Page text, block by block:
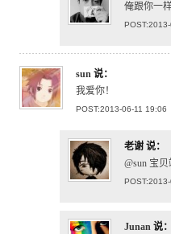
俺跟你一
sun 说：
我爱你！
POST:2013-06-11 19:06
老谢 说：
@sun 宝
Junan 说